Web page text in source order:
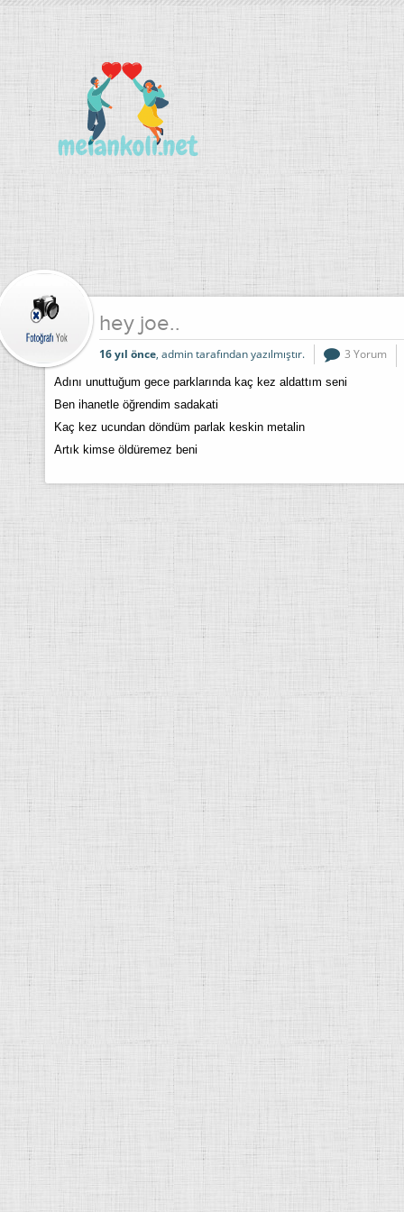
hey joe..
16 yıl önce, admin tarafından yazılmıştır. 3 Yorum
Adını unuttuğum gece parklarında kaç kez aldattım seni
Ben ihanetle öğrendim sadakati
Kaç kez ucundan döndüm parlak keskin metalin
Artık kimse öldüremez beni